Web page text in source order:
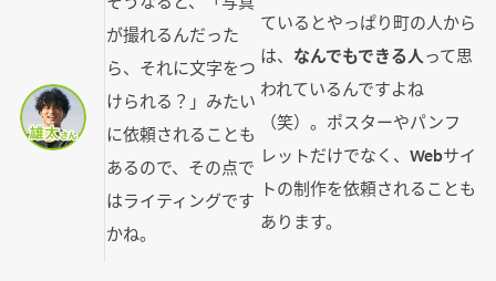
が撮れるんだった
ら、それに文字をつ
けられる？」みたい
に依頼されることも
あるので、その点で
はライティングです
かね。
ているとやっぱり町の人から
は、 なんでもできる人って思
われているんですよね
（笑）。ポスターやパンフ
レットだけでなく、Webサイ
トの制作を依頼されることも
あります。